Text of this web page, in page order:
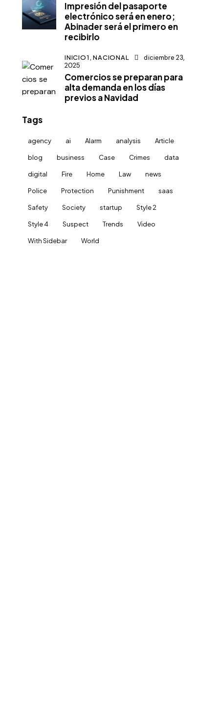
Impresión del pasaporte
electrónico será en enero;
Abinader será el primero en
recibirlo
INICIO1,NACIONAL
diciembre 23,
2025
Comercios se preparan para
alta demanda en los días
previos a Navidad
Tags
agency ai Alarm analysis Article
blog business Case Crimes data
digital Fire Home Law news
Police Protection Punishment saas
Safety Society startup Style 2
Style 4 Suspect Trends Video
With Sidebar World